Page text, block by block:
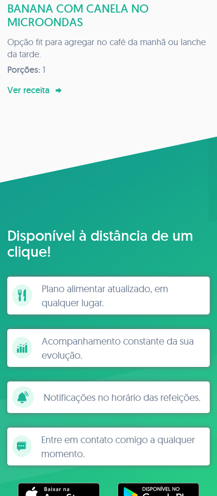
BANANA COM CANELA NO
MICROONDAS
Opção fit para agregar no café da manhã ou lanche
da tarde.
Porções: 1
Ver receita
Disponível à distância de um
clique!
Plano alimentar atualizado, em
qualquer lugar.
Acompanhamento constante da sua
evolução.
Notificações no horário das refeições.
Entre em contato comigo a qualquer
momento.